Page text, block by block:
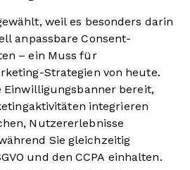
weil es besonders darin
anpassbare Consent-
– ein Muss für
Strategien von heute.
Einwilligungsbanner bereit,
integrieren
Nutzererlebnisse
Sie gleichzeitig
und den CCPA einhalten.